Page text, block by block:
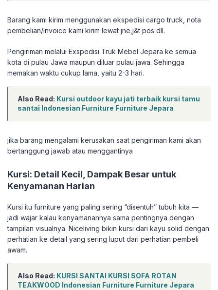
Barang kami kirim menggunakan ekspedisi cargo truck, nota
pembelian/invoice kami kirim lewat jne,j&t pos dll.
Pengiriman melalui Exspedisi Truk Mebel Jepara ke semua
kota di pulau Jawa maupun diluar pulau jawa. Sehingga
memakan waktu cukup lama, yaitu 2-3 hari.
Also Read: Kursi outdoor kayu jati terbaik kursi tamu
santai Indonesian Furniture Furniture Jepara
jika barang mengalami kerusakan saat pengiriman kami akan
bertanggung jawab atau menggantinya
Kursi: Detail Kecil, Dampak Besar untuk
Kenyamanan Harian
Kursi itu furniture yang paling sering “disentuh” tubuh kita —
jadi wajar kalau kenyamanannya sama pentingnya dengan
tampilan visualnya. Niceliving bikin kursi dari kayu solid dengan
perhatian ke detail yang sering luput dari perhatian pembeli
awam.
Also Read: KURSI SANTAI KURSI SOFA ROTAN
TEAKWOOD Indonesian Furniture Furniture Jepara